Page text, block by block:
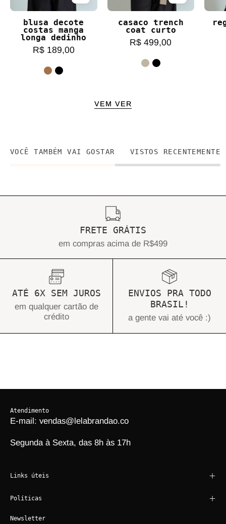
blusa decote
costas manga
longa dedinho
R$ 189,00
casaco trench
coat curto
R$ 499,00
VEM VER
VOCÊ TAMBÉM VAI GOSTAR VISTOS RECENTEMENTE
FRETE GRÁTIS
em compras acima de R$499
ATÉ 6X SEM JUROS
em qualquer cartão de
crédito
ENVIOS PRA TODO
BRASIL!
a gente vai até você :)
Atendimento
E-mail: vendas@lelabrandao.co
Segunda à Sexta, das 8h às 17h
Links úteis
Políticas
Newsletter